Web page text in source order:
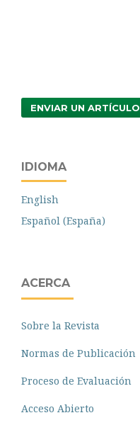
ENVIAR UN ARTÍCULO
IDIOMA
English
Español (España)
ACERCA
Sobre la Revista
Normas de Publicación
Proceso de Evaluación
Acceso Abierto